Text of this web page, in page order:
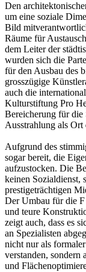
Den
um eine soziale
Bild
Räume für
dem Leiter der
wurden sich die
für den Ausbau des
grosszügige
auch die
Kulturstiftung Pro
Bereicherung für die
Ausstrahlung als
Aufgrund des
sogar bereit, die
aufzustocken. Die
keinen Sozialdienst,
prestigeträchtigen
Der Umbau für die F
und teure
zeigt auch, dass es
an Spezialisten
nicht nur als
verstanden, sondern
und